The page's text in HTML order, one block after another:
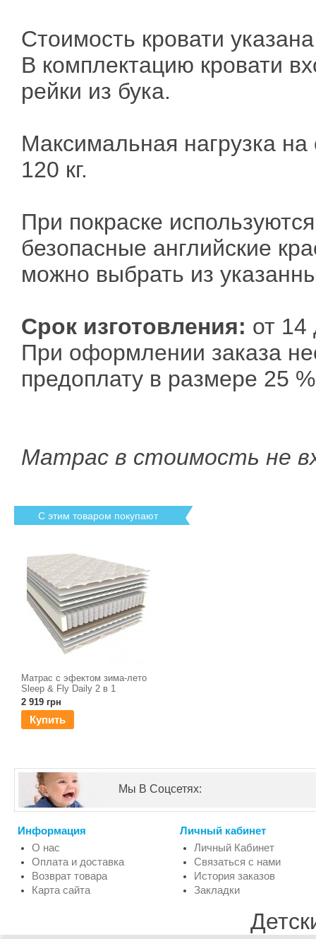
Стоимость кровати
В комплектацию кровати
рейки из бука.
Максимальная нагрузка
120 кг.
При покраске
безопасные английские
можно выбрать из
Срок изготовления: от 14
При оформлении заказа
предоплату в размере 25
Матрас в стоимость не
С этим товаром покупают
Матрас с эфектом зима-лето
Sleep & Fly Daily 2 в 1
2 919 грн
Купить
Мы В Соцсетях:
Информация
О нас
Оплата и доставка
Возврат товара
Карта сайта
Личный кабинет
Личный Кабинет
Связаться с нами
История заказов
Закладки